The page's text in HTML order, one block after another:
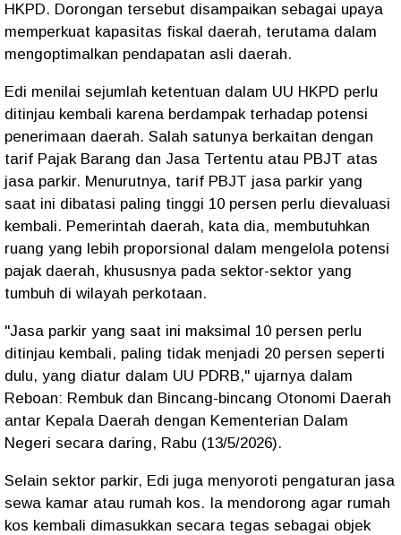
HKPD. Dorongan tersebut disampaikan sebagai upaya
memperkuat kapasitas fiskal daerah, terutama dalam
mengoptimalkan pendapatan asli daerah.
Edi menilai sejumlah ketentuan dalam UU HKPD perlu
ditinjau kembali karena berdampak terhadap potensi
penerimaan daerah. Salah satunya berkaitan dengan
tarif Pajak Barang dan Jasa Tertentu atau PBJT atas
jasa parkir. Menurutnya, tarif PBJT jasa parkir yang
saat ini dibatasi paling tinggi 10 persen perlu dievaluasi
kembali. Pemerintah daerah, kata dia, membutuhkan
ruang yang lebih proporsional dalam mengelola potensi
pajak daerah, khususnya pada sektor-sektor yang
tumbuh di wilayah perkotaan.
"Jasa parkir yang saat ini maksimal 10 persen perlu
ditinjau kembali, paling tidak menjadi 20 persen seperti
dulu, yang diatur dalam UU PDRB," ujarnya dalam
Reboan: Rembuk dan Bincang-bincang Otonomi Daerah
antar Kepala Daerah dengan Kementerian Dalam
Negeri secara daring, Rabu (13/5/2026).
Selain sektor parkir, Edi juga menyoroti pengaturan jasa
sewa kamar atau rumah kos. Ia mendorong agar rumah
kos kembali dimasukkan secara tegas sebagai objek